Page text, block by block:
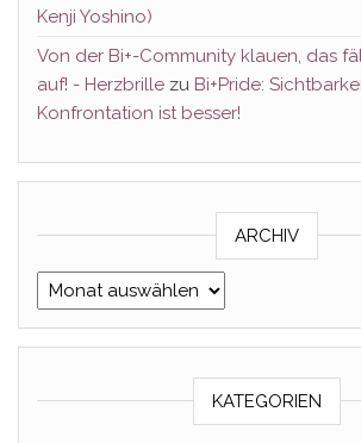
Kenji Yoshino)
Von der Bi+-Community klauen, das
auf! - Herzbrille zu Bi+Pride:
Konfrontation ist besser!
ARCHIV
Archiv
KATEGORIEN